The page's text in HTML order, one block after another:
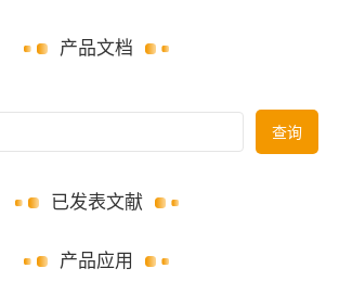
产品文档
查询
已发表文献
产品应用